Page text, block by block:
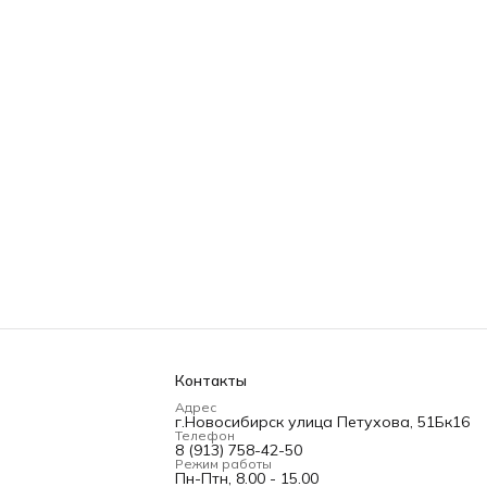
Контакты
Адрес
г.Новосибирск улица Петухова, 51Бк16
Телефон
8 (913) 758-42-50
Режим работы
Пн-Птн, 8.00 - 15.00